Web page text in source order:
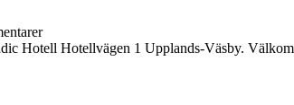
Hotell Hotellvägen 1 Upplands-Väsby.